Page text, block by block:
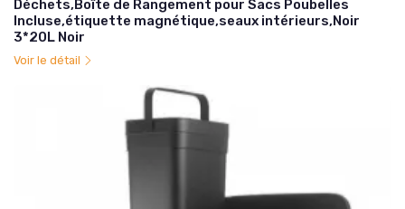
Déchets,Boîte de Rangement pour Sacs Poubelles
Incluse,étiquette magnétique,seaux intérieurs,Noir
3*20L Noir
Voir le détail